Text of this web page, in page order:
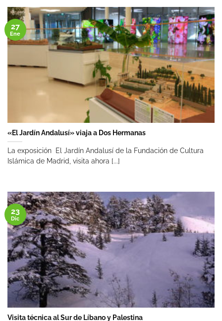
«El Jardín Andalusí» viaja a Dos Hermanas
La exposición El Jardín Andalusí de la Fundación de Cultura
Islámica de Madrid, visita ahora [...]
27
Ene
Visita técnica al Sur de Líbano y Palestina
23
Dic